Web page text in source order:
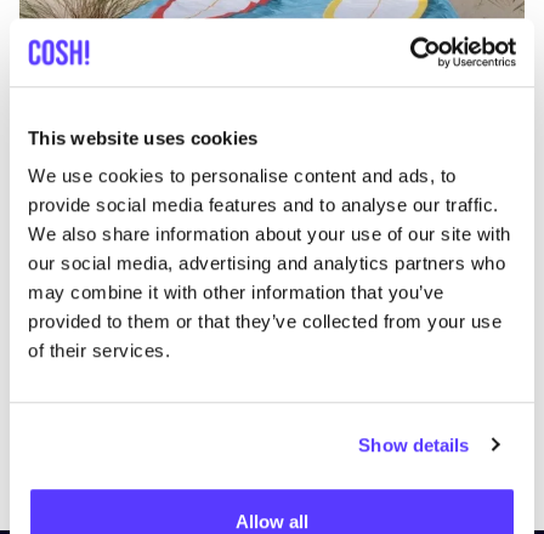
This website uses cookies
We use cookies to personalise content and ads, to
provide social media features and to analyse our traffic.
We also share information about your use of our site with
our social media, advertising and analytics partners who
may combine it with other information that you’ve
provided to them or that they’ve collected from your use
of their services.
Show details
Allow all
PreviousNext